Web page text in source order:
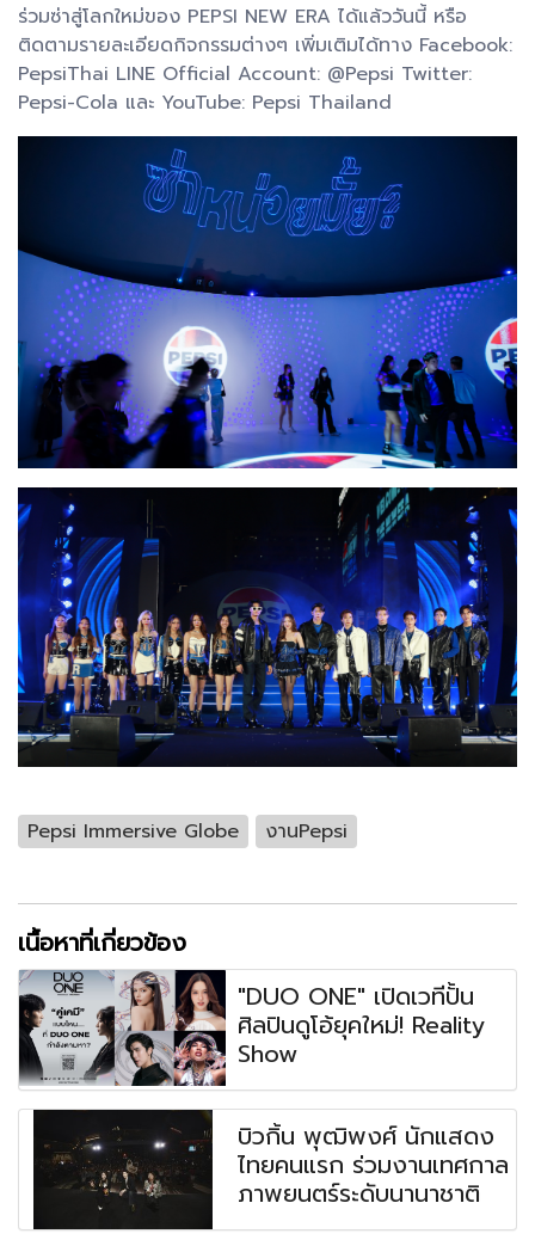
ร่วมซ่าสู่โลกใหม่ของ PEPSI NEW ERA ได้แล้ววันนี้ หรือ
ติดตามรายละเอียดกิจกรรมต่างๆ เพิ่มเติมได้ทาง Facebook:
PepsiThai LINE Official Account: @Pepsi Twitter:
Pepsi-Cola และ YouTube: Pepsi Thailand
Pepsi Immersive Globe งานPepsi
เนื้อหาที่เกี่ยวข้อง
"DUO ONE" เปิดเวทีปั้น
ศิลปินดูโอ้ยุคใหม่! Reality
Show
บิวกิ้น พุฒิพงศ์ นักแสดง
ไทยคนแรก ร่วมงานเทศกาล
ภาพยนตร์ระดับนานาชาติ